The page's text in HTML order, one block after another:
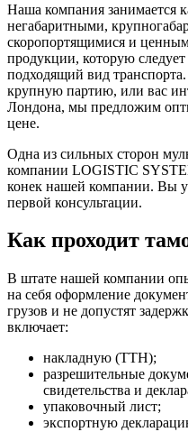
Наша компания занимается
негабаритными,
скоропортящимися и
продукции, которую
подходящий вид
крупную партию, или вас
Лондона, мы предложим
цене.
Одна из сильных сторон
компании LOGISTIC
конек нашей компании. Вы
первой консультации.
Как проходит
В штате нашей компании
на себя оформление
грузов и не допустят
включает:
накладную (ТТН);
разрешительные
свидетельства и
упаковочный лист;
экспортную